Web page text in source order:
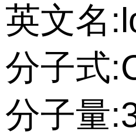
英文名
分子式
分子量